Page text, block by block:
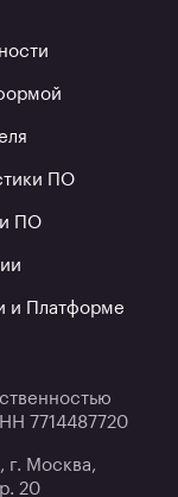
ПО
ПО
и Платформе
7714487720
г. Москва,
20